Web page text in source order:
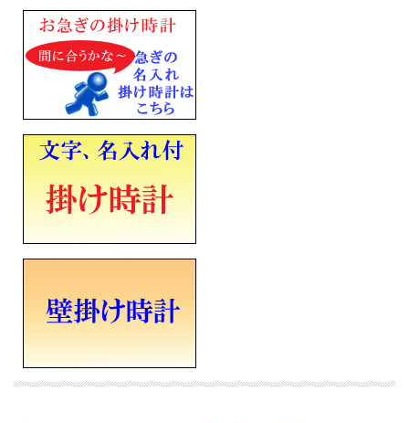
白パール塗装のプラスチック枠
前面：ガラス
■アルカリ単三乾電池×３個
■流れるような動きの連続秒針
■縦335mm×横335mm×厚み47mm×重さ1.0Kg
■電池切れ予告機能 / 石膏ボード用掛け金具付き
■裏面名入れスペース（タテ18×ヨコ55mm黒）
会社 永年勤続 周年記念 皆勤 栄転 定年 退職 竣工 落成記念 記念品 開店祝い 開院
※時計への文字書き金額（1ヶ所）込みの表示価格です
※１０日前後での発送となります（在庫ありの場合。在庫切れの場合もあります）
※文字はカート内の備考欄に記載ください。